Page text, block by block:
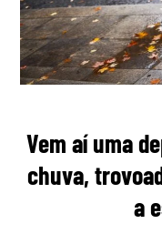
Vem aí uma
chuva,
a